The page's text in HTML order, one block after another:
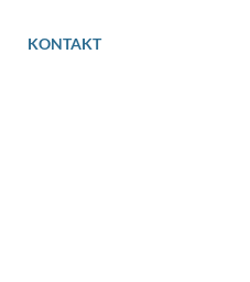
KONTAKT